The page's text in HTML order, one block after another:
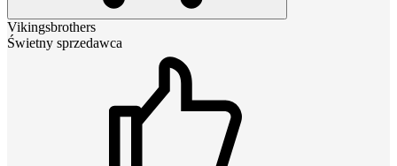
Vikingsbrothers
Świetny sprzedawca